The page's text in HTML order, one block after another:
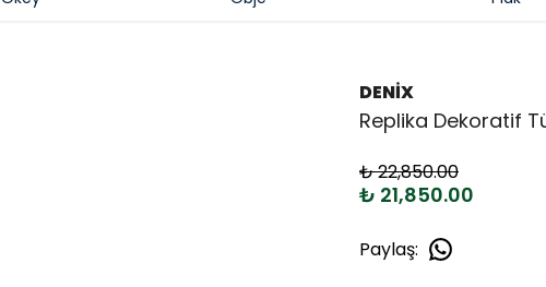
DENİX
Replika Dekoratif
₺ 22,850.00
₺ 21,850.00
Paylaş: